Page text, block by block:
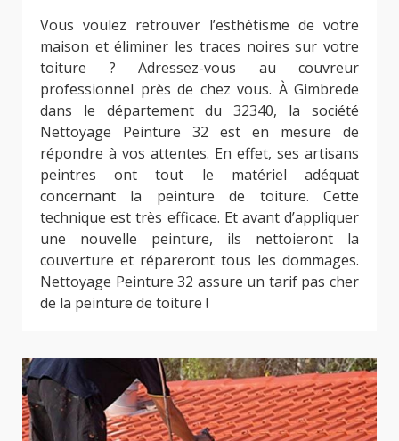
Vous voulez retrouver l’esthétisme de votre
maison et éliminer les traces noires sur votre
toiture ? Adressez-vous au couvreur
professionnel près de chez vous. À Gimbrede
dans le département du 32340, la société
Nettoyage Peinture 32 est en mesure de
répondre à vos attentes. En effet, ses artisans
peintres ont tout le matériel adéquat
concernant la peinture de toiture. Cette
technique est très efficace. Et avant d’appliquer
une nouvelle peinture, ils nettoieront la
couverture et répareront tous les dommages.
Nettoyage Peinture 32 assure un tarif pas cher
de la peinture de toiture !